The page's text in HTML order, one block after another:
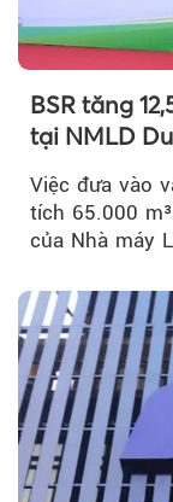
BSR tăng
tại NMLD
Việc đưa vào
tích 65.000
của Nhà máy